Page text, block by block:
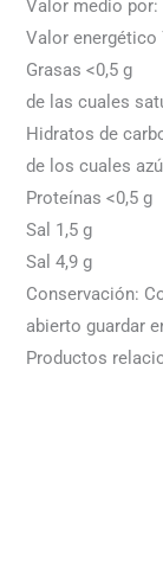
Valor medio por:
Valor energético
Grasas <0,5 g
de las cuales
Hidratos de
de los cuales
Proteínas <0,5 g
Sal 1,5 g
Sal 4,9 g
Conservación:
abierto guardar
Productos